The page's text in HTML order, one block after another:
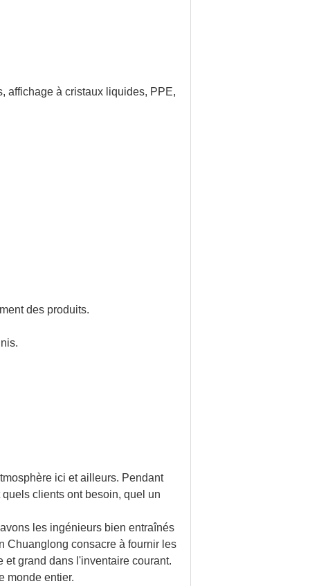
affichage à cristaux liquides, PPE,
des produits.
ici et ailleurs. Pendant
clients ont besoin, quel un
les ingénieurs bien entraînés
Chuanglong consacre à fournir les
grand dans l'inventaire courant.
monde entier.